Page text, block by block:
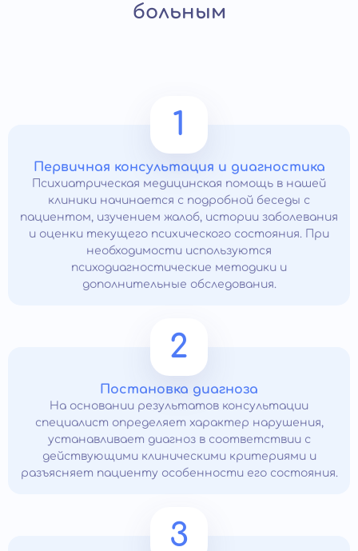
больным
1
Первичная консультация и диагностика
Психиатрическая медицинская помощь в нашей
клиники начинается с подробной беседы с
пациентом, изучением жалоб, истории заболевания
и оценки текущего психического состояния. При
необходимости используются
психодиагностические методики и
дополнительные обследования.
2
Постановка диагноза
На основании результатов консультации
специалист определяет характер нарушения,
устанавливает диагноз в соответствии с
действующими клиническими критериями и
разъясняет пациенту особенности его состояния.
3